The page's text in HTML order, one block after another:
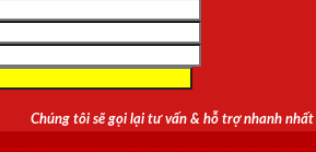
Chúng tôi sẽ gọi lại tư vấn & hỗ trợ nhanh nhất